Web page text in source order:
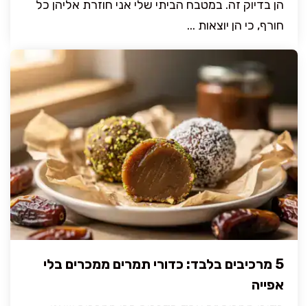
הן בדיוק זה. במטבח הביתי שלי אני חוזרת אליהן כל
חורף, כי הן יוצאות ...
5 מרכיבים בלבד: כדורי תמרים ממכרים בלי
אפייה